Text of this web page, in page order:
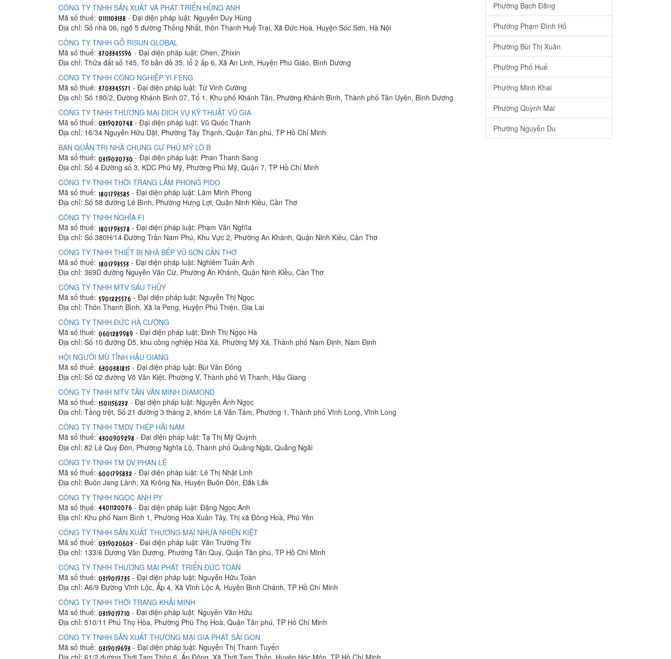
CÔNG TY TNHH SẢN XUẤT VÀ PHÁT TRIỂN HÙNG ANH
Mã số thuế:
- Đại diện pháp luật: Nguyễn Duy Hùng
Địa chỉ: Số nhà 06, ngõ 5 đường Thống Nhất, thôn Thanh Huệ Trại, Xã Đức Hoà, Huyện Sóc Sơn, Hà Nội
CÔNG TY TNHH GỖ RISUN GLOBAL
Mã số thuế:
- Đại diện pháp luật: Chen, Zhixin
Địa chỉ: Thửa đất số 145, Tờ bản đồ 35, tổ 2 ấp 6, Xã An Linh, Huyện Phú Giáo, Bình Dương
CÔNG TY TNHH CÔNG NGHIỆP YI FENG
Mã số thuế:
- Đại diện pháp luật: Từ Vinh Cường
Địa chỉ: Số 180/2, Đường Khánh Bình 07, Tổ 1, Khu phố Khánh Tân, Phường Khánh Bình, Thành phố Tân Uyên, Bình Dương
CÔNG TY TNHH THƯƠNG MẠI DỊCH VỤ KỸ THUẬT VŨ GIA
Mã số thuế:
- Đại diện pháp luật: Vũ Quốc Thanh
Địa chỉ: 16/34 Nguyễn Hữu Dật, Phường Tây Thạnh, Quận Tân phú, TP Hồ Chí Minh
BAN QUẢN TRỊ NHÀ CHUNG CƯ PHÚ MỸ LÔ B
Mã số thuế:
- Đại diện pháp luật: Phan Thanh Sang
Địa chỉ: Số 4 Đường số 3, KDC Phú Mỹ, Phường Phú Mỹ, Quận 7, TP Hồ Chí Minh
CÔNG TY TNHH THỜI TRANG LÂM PHONG PIDO
Mã số thuế:
- Đại diện pháp luật: Lâm Minh Phong
Địa chỉ: Số 58 đường Lê Bình, Phường Hưng Lợi, Quận Ninh Kiều, Cần Thơ
CÔNG TY TNHH NGHĨA FI
Mã số thuế:
- Đại diện pháp luật: Phạm Văn Nghĩa
Địa chỉ: Số 380H/14 Đường Trần Nam Phú, Khu Vực 2, Phường An Khánh, Quận Ninh Kiều, Cần Thơ
CÔNG TY TNHH THIẾT BỊ NHÀ BẾP VŨ SƠN CẦN THƠ
Mã số thuế:
- Đại diện pháp luật: Nghiêm Tuấn Anh
Địa chỉ: 369D đường Nguyễn Văn Cừ, Phường An Khánh, Quận Ninh Kiều, Cần Thơ
CÔNG TY TNHH MTV SÁU THỦY
Mã số thuế:
- Đại diện pháp luật: Nguyễn Thị Ngọc
Địa chỉ: Thôn Thanh Bình, Xã Ia Peng, Huyện Phú Thiện, Gia Lai
CÔNG TY TNHH ĐỨC HÀ CƯỜNG
Mã số thuế:
- Đại diện pháp luật: Đinh Thị Ngọc Hà
Địa chỉ: Số 10 đường D5, khu công nghiệp Hòa Xá, Phường Mỹ Xá, Thành phố Nam Định, Nam Định
HỘI NGƯỜI MÙ TỈNH HẬU GIANG
Mã số thuế:
- Đại diện pháp luật: Bùi Văn Đông
Địa chỉ: Số 02 đường Võ Văn Kiệt, Phường V, Thành phố Vị Thanh, Hậu Giang
CÔNG TY TNHH MTV TÂN VĂN MINH DIAMOND
Mã số thuế:
- Đại diện pháp luật: Nguyễn Ánh Ngọc
Địa chỉ: Tầng trệt, Số 21 đường 3 tháng 2, khóm Lê Văn Tám, Phường 1, Thành phố Vĩnh Long, Vĩnh Long
CÔNG TY TNHH TMDV THÉP HẢI NAM
Mã số thuế:
- Đại diện pháp luật: Tạ Thị Mỹ Quỳnh
Địa chỉ: 82 Lê Quý Đôn, Phường Nghĩa Lộ, Thành phố Quảng Ngãi, Quảng Ngãi
CÔNG TY TNHH TM DV PHAN LÊ
Mã số thuế:
- Đại diện pháp luật: Lê Thị Nhật Linh
Địa chỉ: Buôn Jang Lành, Xã Krông Na, Huyện Buôn Đôn, Đắk Lắk
CÔNG TY TNHH NGỌC ANH PY
Mã số thuế:
- Đại diện pháp luật: Đặng Ngọc Anh
Địa chỉ: Khu phố Nam Bình 1, Phường Hòa Xuân Tây, Thị xã Đông Hoà, Phú Yên
CÔNG TY TNHH SẢN XUẤT THƯƠNG MẠI NHỰA NHIÊN KIỆT
Mã số thuế:
- Đại diện pháp luật: Văn Trường Thi
Địa chỉ: 133/6 Dương Văn Dương, Phường Tân Quý, Quận Tân phú, TP Hồ Chí Minh
CÔNG TY TNHH THƯƠNG MẠI PHÁT TRIỂN ĐỨC TOÀN
Mã số thuế:
- Đại diện pháp luật: Nguyễn Hữu Toàn
Địa chỉ: A6/9 Đường Vĩnh Lộc, Ấp 4, Xã Vĩnh Lộc A, Huyện Bình Chánh, TP Hồ Chí Minh
CÔNG TY TNHH THỜI TRANG KHẢI MINH
Mã số thuế:
- Đại diện pháp luật: Nguyễn Văn Hữu
Địa chỉ: 510/11 Phú Thọ Hòa, Phường Phú Thọ Hoà, Quận Tân phú, TP Hồ Chí Minh
CÔNG TY TNHH SẢN XUẤT THƯƠNG MẠI GIA PHÁT SÀI GÒN
Mã số thuế:
- Đại diện pháp luật: Nguyễn Thị Thanh Tuyển
Địa chỉ: 61/2 đường Thới Tam Thôn 6, Ấp Đông, Xã Thới Tam Thôn, Huyện Hóc Môn, TP Hồ Chí Minh
Phường Bạch Đằng
Phường Phạm Đình Hổ
Phường Bùi Thị Xuân
Phường Phố Huế
Phường Minh Khai
Phường Quỳnh Mai
Phường Nguyễn Du